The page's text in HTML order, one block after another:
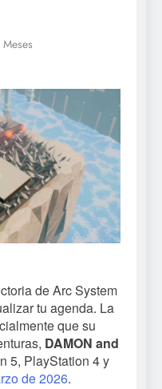
de Arc System
tu agenda. La
que su
DAMON and
5, PlayStation 4 y
de 2026.